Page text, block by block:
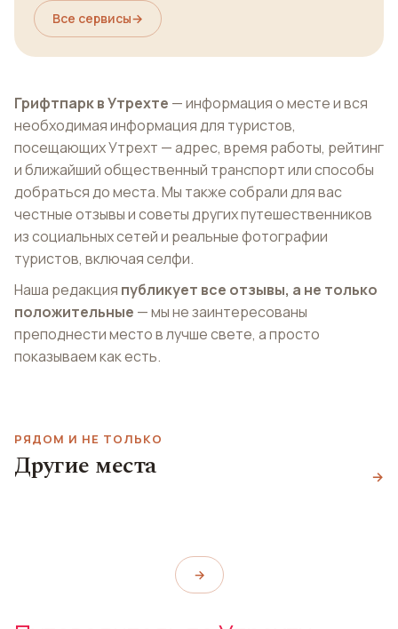
Все сервисы→
Грифтпарк в Утрехте — информация о месте и вся
необходимая информация для туристов,
посещающих Утрехт — адрес, время работы, рейтинг
и ближайший общественный транспорт или способы
добраться до места. Мы также собрали для вас
честные отзывы и советы других путешественников
из социальных сетей и реальные фотографии
туристов, включая селфи.
Наша редакция публикует все отзывы, а не только
положительные — мы не заинтересованы
преподнести место в лучше свете, а просто
показываем как есть.
РЯДОМ И НЕ ТОЛЬКО
Другие места →
Собор Домкерк
→